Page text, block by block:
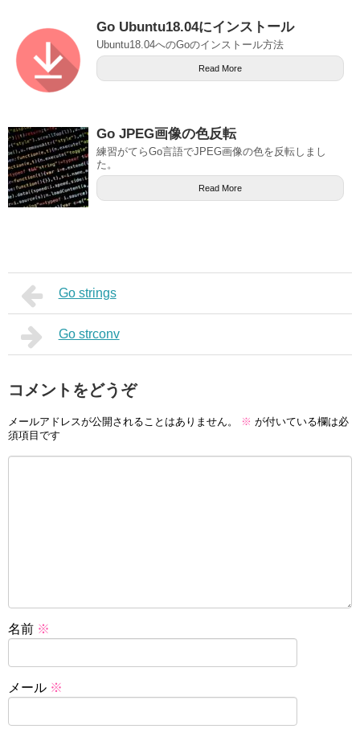
Go Ubuntu18.04にインストール
Ubuntu18.04へのGoのインストール方法
Read More
Go JPEG画像の色反転
練習がてらGo言語でJPEG画像の色を反転しまし
た。
Read More
Go strings
Go strconv
コメントをどうぞ
メールアドレスが公開されることはありません。 ※ が付いている欄は必
須項目です
名前 ※
メール ※